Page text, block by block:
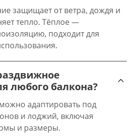
защищает от ветра, дождя и
тепло. Тёплое —
подходит для
любого балкона?
адаптировать под
и лоджий, включая
и размеры.